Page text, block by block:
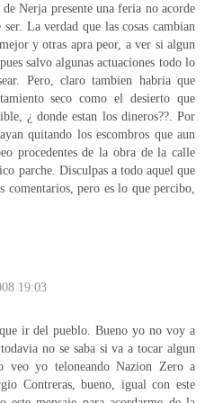
Nerja presente una feria no acorde
La verdad que las cosas cambian
y otras apra peor, a ver si algun
salvo algunas actuaciones todo lo
Pero, claro tambien habria que
seco como el desierto que
¿ donde estan los dineros??. Por
quitando los escombros que aun
procedentes de la obra de la calle
parche. Disculpas a todo aquel que
comentarios, pero es lo que percibo,
19:03
ir del pueblo. Bueno yo no voy a
no se saba si va a tocar algun
yo teloneando Nazion Zero a
Contreras, bueno, igual con este